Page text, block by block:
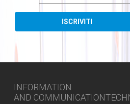
INFORMATION
AND